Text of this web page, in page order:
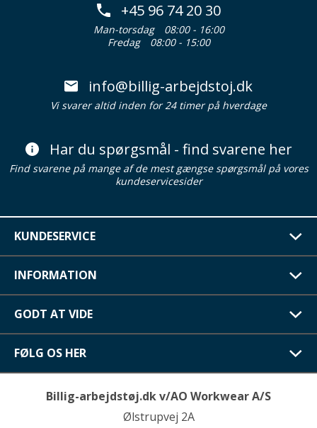
+45 96 74 20 30
Man-torsdag
08:00 - 16:00
Fredag
08:00 - 15:00
info@billig-arbejdstoj.dk
Vi svarer altid inden for 24 timer på hverdage
Har du spørgsmål - find svarene her
Find svarene på mange af de mest gængse spørgsmål på vores
kundeservicesider
KUNDESERVICE
INFORMATION
GODT AT VIDE
FØLG OS HER
Billig-arbejdstøj.dk v/AO Workwear A/S
Ølstrupvej 2A